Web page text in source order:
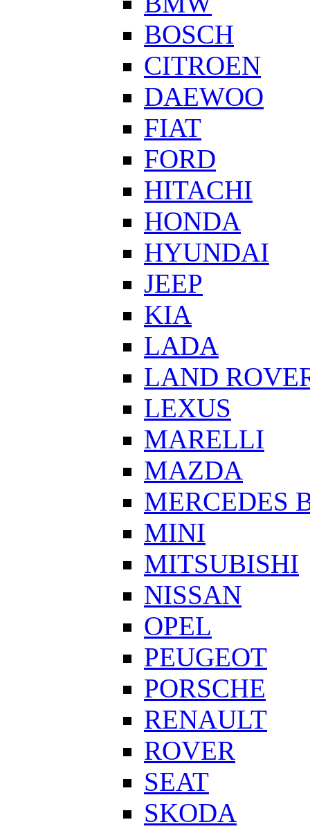
BOSCH
CITROEN
DAEWOO
FIAT
FORD
HITACHI
HONDA
HYUNDAI
JEEP
KIA
LADA
LAND
LEXUS
MARELLI
MAZDA
MERCEDES
MINI
MITSUBISHI
NISSAN
OPEL
PEUGEOT
PORSCHE
RENAULT
ROVER
SEAT
SKODA